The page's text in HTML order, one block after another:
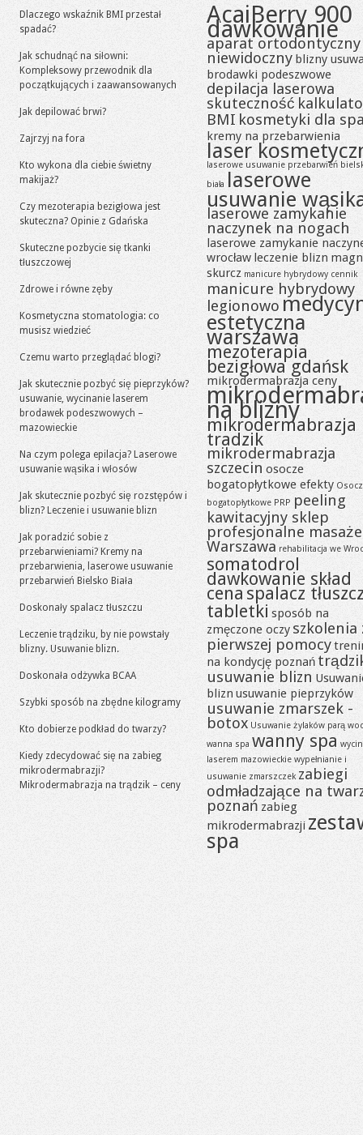
Dlaczego wskaźnik BMI przestał
spadać?
Jak schudnąć na siłowni:
Kompleksowy przewodnik dla
początkujących i zaawansowanych
Jak depilować brwi?
Zajrzyj na fora
Kto wykona dla ciebie świetny
makijaż?
Czy mezoterapia bezigłowa jest
skuteczna? Opinie z Gdańska
Skuteczne pozbycie się tkanki
tłuszczowej
Zdrowe i równe zęby
Kosmetyczna stomatologia: co
musisz wiedzieć
Czemu warto przeglądać blogi?
Jak skutecznie pozbyć się pieprzyków?
usuwanie, wycinanie laserem
brodawek podeszwowych –
mazowieckie
Na czym polega epilacja? Laserowe
usuwanie wąsika i włosów
Jak skutecznie pozbyć się rozstępów i
blizn? Leczenie i usuwanie blizn
Jak poradzić sobie z
przebarwieniami? Kremy na
przebarwienia, laserowe usuwanie
przebarwień Bielsko Biała
Doskonały spalacz tłuszczu
Leczenie trądziku, by nie powstały
blizny. Usuwanie blizn.
Doskonała odżywka BCAA
Szybki sposób na zbędne kilogramy
Kto dobierze podkład do twarzy?
Kiedy zdecydować się na zabieg
mikrodermabrazji?
Mikrodermabrazja na trądzik – ceny
AcaiBerry 900
dawkowanie
aparat ortodontyczny
niewidoczny blizny
brodawki podeszwowe
depilacja laserowa
skuteczność
BMI kosmetyki dla
kremy na przebarwienia
laser
laserowe usuwanie przebarwień
biała laserowe
usuwanie
laserowe zamykanie
naczynek na nogach
laserowe zamykanie
wrocław leczenie blizn
skurcz manicure hybrydowy cennik
manicure hybrydowy
legionowo
estetyczna
warszawa
mezoterapia
bezigłowa gdańsk
mikrodermabrazja ceny
na blizny
mikrodermabrazja
tradzik
mikrodermabrazja
szczecin osocze
bogatopłytkowe efekty
bogatopłytkowe PRP peeling
kawitacyjny sklep
profesjonalne masaże
Warszawa rehabilitacja we
somatodrol
dawkowanie skład
cena spalacz
tabletki sposób na
zmęczone oczy szkolenia
pierwszej pomocy
na kondycję poznań
usuwanie blizn
blizn usuwanie pieprzyków
usuwanie zmarszek -
botox Usuwanie żylaków parą
wanna spa wanny spa
laserem mazowieckie wypełnianie i
usuwanie zmarszczek zabiegi
odmładzające na
poznań zabieg
mikrodermabrazji
spa